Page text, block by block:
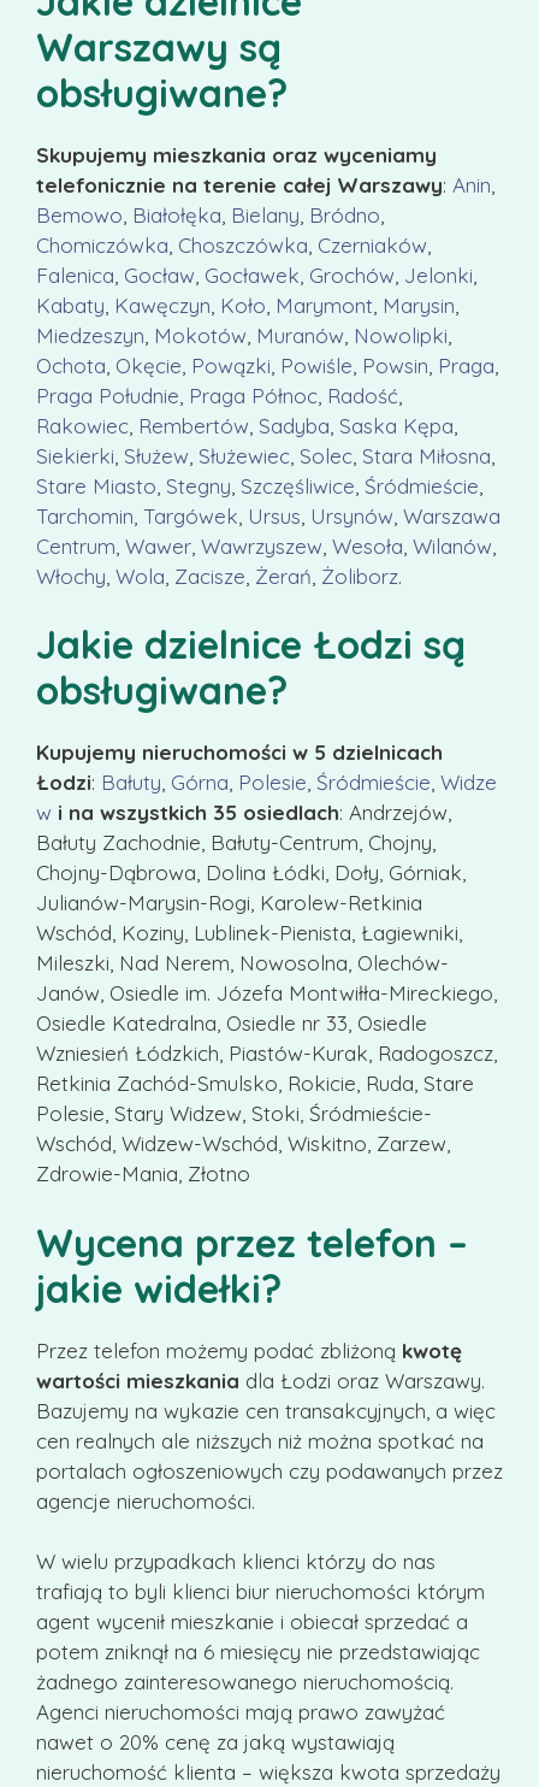
Warszawy są
obsługiwane?
Skupujemy mieszkania oraz wyceniamy
telefonicznie na terenie całej Warszawy: Anin
Bemowo Białołęka Bielany Bródno
Chomiczówka Choszczówka Czerniaków
Falenica Gocław Gocławek Grochów Jelonki
Kabaty Kawęczyn Koło Marymont Marysin
Miedzeszyn Mokotów Muranów Nowolipki
Ochota Okęcie Powązki Powiśle Powsin Praga
Praga Południe Praga Północ Radość
Rakowiec Rembertów Sadyba Saska Kępa
Siekierki Służew Służewiec Solec Stara Miłosna
Stare Miasto Stegny Szczęśliwice Śródmieście
Tarchomin Targówek Ursus Ursynów Warszawa
Centrum Wawer Wawrzyszew Wesoła Wilanów
Włochy Wola Zacisze Żerań Żoliborz.
Jakie dzielnice Łodzi są
obsługiwane?
Kupujemy nieruchomości w 5 dzielnicach
Łodzi: Bałuty, Górna, Polesie, Śródmieście, Widze
w i na wszystkich 35 osiedlach: Andrzejów,
Bałuty Zachodnie, Bałuty-Centrum, Chojny,
Chojny-Dąbrowa, Dolina Łódki, Doły, Górniak,
Julianów-Marysin-Rogi, Karolew-Retkinia
Wschód, Koziny, Lublinek-Pienista, Łagiewniki,
Mileszki, Nad Nerem, Nowosolna, Olechów-
Janów, Osiedle im. Józefa Montwiłła-Mireckiego,
Osiedle Katedralna, Osiedle nr 33, Osiedle
Wzniesień Łódzkich, Piastów-Kurak, Radogoszcz,
Retkinia Zachód-Smulsko, Rokicie, Ruda, Stare
Polesie, Stary Widzew, Stoki, Śródmieście-
Wschód, Widzew-Wschód, Wiskitno, Zarzew,
Zdrowie-Mania, Złotno
Wycena przez telefon –
jakie widełki?
Przez telefon możemy podać zbliżoną kwotę
wartości mieszkania dla Łodzi oraz Warszawy.
Bazujemy na wykazie cen transakcyjnych, a więc
cen realnych ale niższych niż można spotkać na
portalach ogłoszeniowych czy podawanych przez
agencje nieruchomości.
W wielu przypadkach klienci którzy do nas
trafiają to byli klienci biur nieruchomości którym
agent wycenił mieszkanie i obiecał sprzedać a
potem zniknął na 6 miesięcy nie przedstawiając
żadnego zainteresowanego nieruchomością.
Agenci nieruchomości mają prawo zawyżać
nawet o 20% cenę za jaką wystawiają
nieruchomość klienta – większa kwota sprzedaży